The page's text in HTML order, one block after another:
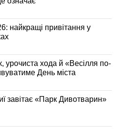
найкращі привітання у
хода й «Весілля по-
День міста
завітає «Парк Дивотварин»